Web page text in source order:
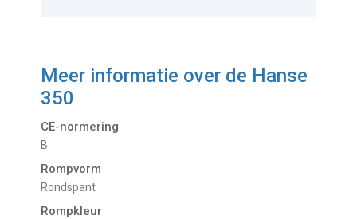
Meer informatie over de Hanse
350
CE-normering
B
Rompvorm
Rondspant
Rompkleur